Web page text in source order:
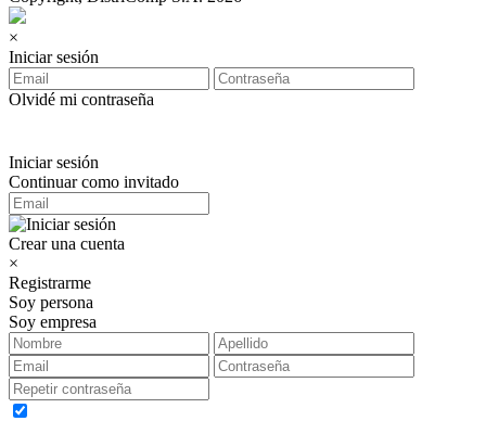
×
Iniciar sesión
Olvidé mi contraseña
Iniciar sesión
Continuar como invitado
Crear una cuenta
×
Registrarme
Soy persona
Soy empresa